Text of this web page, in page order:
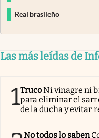
Real brasileño
Las más leídas de
1TrucoNi vinagre ni
para eliminar el
de la ducha y evitar
No todos lo saben